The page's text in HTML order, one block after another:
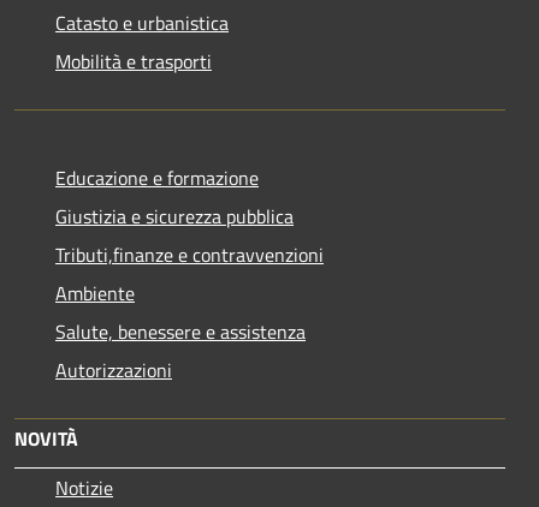
Catasto e urbanistica
Mobilità e trasporti
Educazione e formazione
Giustizia e sicurezza pubblica
Tributi,finanze e contravvenzioni
Ambiente
Salute, benessere e assistenza
Autorizzazioni
NOVITÀ
Notizie